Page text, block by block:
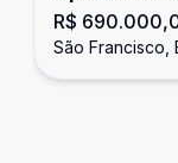
R$
São Francisco,